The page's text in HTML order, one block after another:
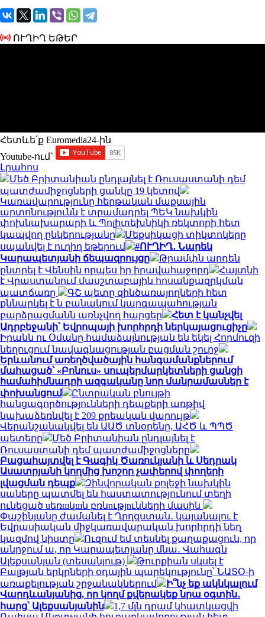
ՈՒՂԻՂ ԵԹԵՐ
Հետևե՛ք Euromedia24-ին
Youtube-ում`
Լրահոս
Մեծ Բրիտանիան ընդլայնել է Ռուսաստանի դեմ
պատժամիջոցների ցանկը 19 կետով
Կառավարությունը հերթական մաքսային
արտոնությունն է տրամադրել ՊԵԿ նախկին
փոխնախարարի և Պոլիտեխնիկի ռեկտորի հետ
կապվող ընկերությանը
Մեքսիկացի տիկտոկերը
սպանվել է ուղիղ եթերում
#ՈՒՂԻՂ․ Նարեկ
Կարապետյանի ճեպազրույցը
Թրամփն արդեն
ընտրել է Վենսին որպես իր իրավահաջորդ
Հայտնի
է Վրաստանում մասշտաբային հոսանքազրկման
պատճառը
ԳՇ պետը զինծառայողների հետ
քննարկել է ն բանակում կարգապահության
բարձրացմանն առնչվող հարցեր
Հետ է կանչվել
Ադրբեջանի՝ Եվրոպայի խորհրդի ներկայացուցիչը
Իրանն ու Օմանը համաձայնության են եկել Հորմուզի
նեղուցում նավագնացության բացման շուրջ
Երևանում առեղծվածային հանգամանքներում
մահացած՝ «Բոնուս» սուպերմարկետների ցանցի
համահիմնադրի ազգականը նոր մանրամասներ է
փոխանցում
Ընտրական բնույթի
հանցագործությունների դեպքերի առթիվ
նախաձեռնվել է 209 քրեական վարույթ
Վերանշանակվել են ԱԱԾ տնօրենը, ԱՀԾ և ՊՊԾ
պետերը
Մեծ Բրիտանիան ընդլայնել է
Ռուսաստանի դեմ պատժամիջոցները
Բացահայտվել է Գագիկ Ծառուկյանի և Սեդրակ
Ասատրյանի կողմից խոշոր չափերով փողերի
լվացման դեպք
Զինվորական քոլեջի նախկին
սաները պատմել են հաստատությունում տեղի
ունեցած uեռшկшն բռնnւթյnւնների մասին
Փաշինյանը ժամանել է Ղրղզստան․ կայանալու է
Եվրասիական միջկառավարական խորհրդի նեղ
կազմով նիստը
Ուզում եմ տեսնել քաղաքացուն, որ
անրջում ա, որ Կարապետյանը մնա․ Վահագն
Ալեքսանյան (տեսանյութ)
Թուրքիան սկսել է
Բալթյան երկրների օդային պարեկությունը՝ ՆԱՏՕ-ի
առաքելության շրջանակներում
Ի՞նչ եք ակնկալում
Վարդևանյանից, որ կողմ քվերակեք նրա օգտին․
հարց՝ Ալեքսանյանին
1,7 մլն դրամ կհատկացվի